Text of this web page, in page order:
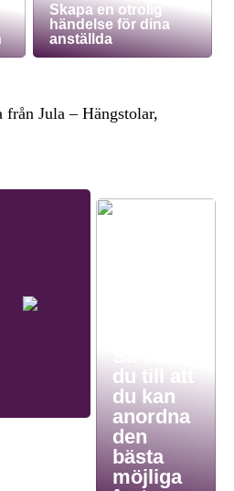
Skapa en otrolig
händelse för dina
anställda
från Jula – Hängstolar,
du till att
du kan
anordna
den
bästa
möjliga